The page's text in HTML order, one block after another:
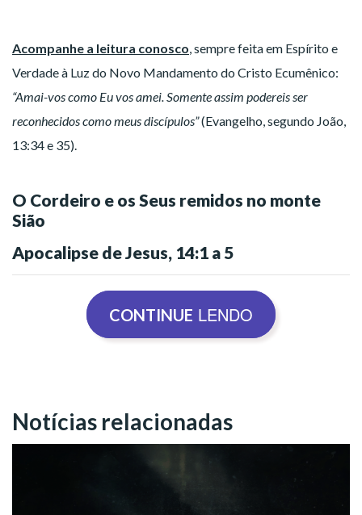
Acompanhe a leitura conosco, sempre feita em Espírito e
Verdade à Luz do Novo Mandamento do Cristo Ecumênico:
“Amai-vos como Eu vos amei. Somente assim podereis ser
reconhecidos como meus discípulos”(Evangelho, segundo João,
13:34 e 35).
O Cordeiro e os Seus remidos no monte
Sião
Apocalipse de Jesus, 14:1 a 5
1 Olhei, e eis o Cordeiro de Deus em pé sobre o
2 Ouvi uma voz do Céu como estrondo de
muitas águas, como estampido de grande
trovão; e também a voz que ouvi era como de
CONTINUE LENDO
Notícias relacionadas